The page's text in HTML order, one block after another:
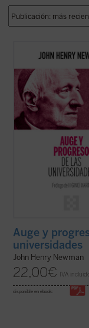
Hábilmente escrito y muy
presenta, acompañado de las
una invitación a la reflexión
misión de la universidad que no
raíces que la sustentan.... (ver
Auge y
universidades
John Henry Newman
22,00€ IVA
disponible en ebook: